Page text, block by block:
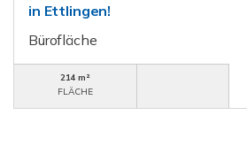
in Ettlingen!
Bürofläche
214 m²
FLÄCHE